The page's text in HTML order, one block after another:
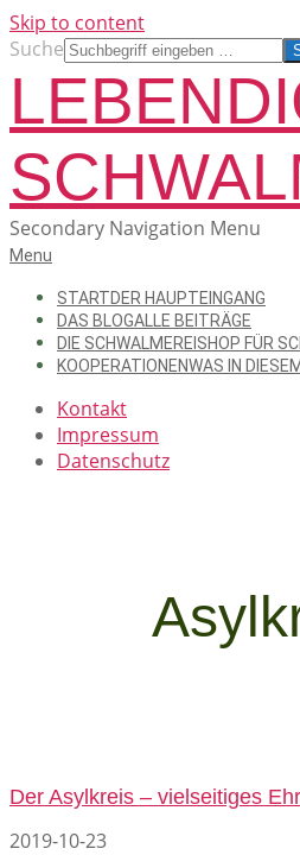
Skip to content
Suche
Secondary Navigation Menu
Menu
STARTDER HAUPTEINGANG
DAS BLOGALLE BEITRÄGE
DIE SCHWALMEREI SHOP FÜR
KOOPERATIONENWAS IN
Kontakt
Impressum
Datenschutz
Der Asylkreis – vielseitiges
2019-10-23